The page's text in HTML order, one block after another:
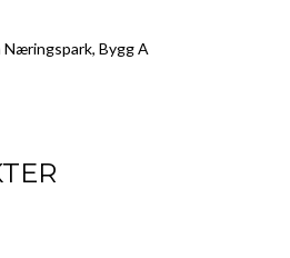
Bygg A